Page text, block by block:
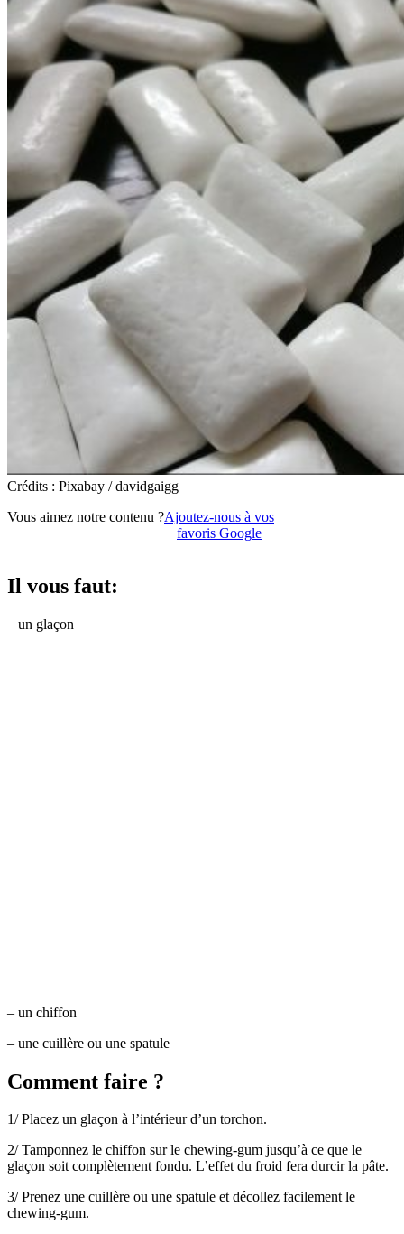
Crédits : Pixabay / davidgaigg
Vous aimez notre contenu ?Ajoutez-nous à vos
favoris Google
Il vous faut:
– un glaçon
– un chiffon
– une cuillère ou une spatule
Comment faire ?
1/ Placez un glaçon à l’intérieur d’un torchon.
2/ Tamponnez le chiffon sur le chewing-gum jusqu’à ce que le
glaçon soit complètement fondu. L’effet du froid fera durcir la pâte.
3/ Prenez une cuillère ou une spatule et décollez facilement le
chewing-gum.